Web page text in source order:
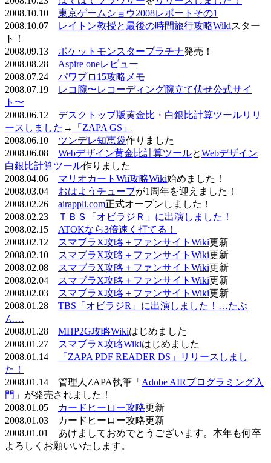
2008.10.10 東京ゲームショウ2008レポートその1
2008.10.07
レイトン教授と最後の時間旅行攻略Wikiスター
ト！
2008.09.13 ポケットモンスタープラチナ発売！
2008.08.28 Aspire oneレビュー
2008.07.24 パワプロ15攻略メモ
2008.07.19
レコ腕〜レコーディング腕立て伏せ公式サイ
ト〜
2008.06.12 デスクトップ版黄金比・白銀比計算ツールリリ
ースしました →
「ZAPA GS」
2008.06.10 ツンデレ知恵袋作りました
2008.06.08 Webデザイン黄金比計算ツールとWebデザイン
白銀比計算ツール作りました
2008.04.06 マリオカートWii攻略Wiki始めました！
2008.03.04 おはようチューブが1周年を迎えました！
2008.02.26 airappli.com正式オープンしました！
2008.02.23
ＴＢＳ「オビラジＲ」に出演しました！
2008.02.15 ATOKなら3倍速く打てる！
2008.02.12
スマブラX攻略＋ファンサイトWiki更新
2008.02.10
スマブラX攻略＋ファンサイトWiki更新
2008.02.08
スマブラX攻略＋ファンサイトWiki更新
2008.02.04
スマブラX攻略＋ファンサイトWiki更新
2008.02.03
スマブラX攻略＋ファンサイトWiki更新
2008.01.28 TBS「オビラジR」に出演しました！…たぶ
ん…
2008.01.28 MHP2G攻略Wikiはじめました
2008.01.27
スマブラX攻略Wikiはじめました
2008.01.14
「ZAPA PDF READER DS」リリースしまし
た！
2008.01.14 管理人ZAPA執筆「 Adobe AIRプログラミング入
門 」が発売されました！
2008.01.05
カードヒーロー攻略更新
2008.01.03 カードヒーロー攻略更新
2008.01.01 あけましておめでとうございます。本年も何卒
よろしくお願いいたします。